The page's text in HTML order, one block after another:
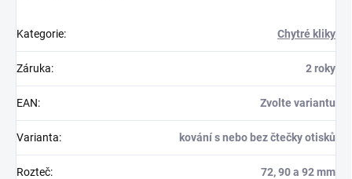
Kategorie: Chytré kliky
Záruka: 2 roky
EAN: Zvolte variantu
Varianta: kování s nebo bez čtečky otisků
Rozteč: 72, 90 a 92 mm